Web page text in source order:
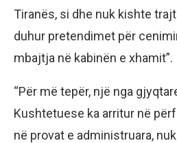
Tiranës, si dhe nuk kishte
duhur pretendimet për
mbajtja në kabinën e xhamit”.
“Për më tepër, një nga
Kushtetuese ka arritur në
në provat e administruara,